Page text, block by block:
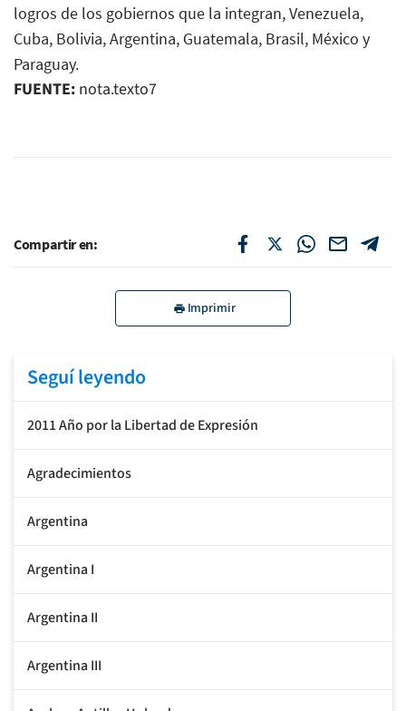
logros de los gobiernos que la integran, Venezuela,
Cuba, Bolivia, Argentina, Guatemala, Brasil, México y
Paraguay.
FUENTE: nota.texto7
Compartir en:
Imprimir
Seguí leyendo
2011 Año por la Libertad de Expresión
Agradecimientos
Argentina
Argentina I
Argentina II
Argentina III